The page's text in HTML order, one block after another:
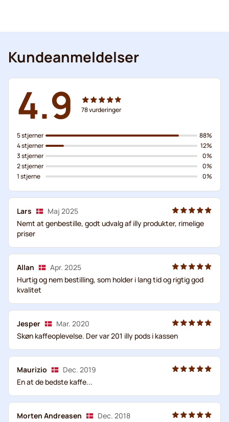
Kundeanmeldelser
4.9 78vurderinger
5 stjerner
4 stjerner
3 stjerner
2 stjerner
1 stjerne
88%
12%
0%
0%
0%
Lars
Maj 2025
Nemt at genbestille, godt udvalg af illy produkter, rimelige
priser
Allan
Apr. 2025
Hurtig og nem bestilling, som holder i lang tid og rigtig god
kvalitet
Jesper
Mar. 2020
Skøn kaffeoplevelse. Der var 201 illy pods i kassen
Maurizio
Dec. 2019
En at de bedste kaffe...
Morten Andreasen
Dec. 2018